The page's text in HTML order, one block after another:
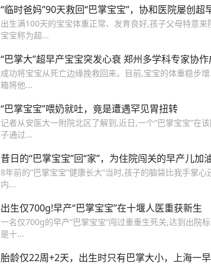
“临时爸妈”90天救回“巴掌宝宝”，协和医院屡创
出生满100天的宝宝体重正常、发育良好,孩子父母特意
宝宝称为超...
“巴掌大”超早产宝宝突发心衰 郑州多学科专家协
成功将宝宝从死亡边缘挽救回来。目前,宝宝的体重稳步
箱将他...
“巴掌宝宝”喂奶就吐，竟是遭遇罕见胃扭转
记者从安医大一附院北区了解到,近日,一个“巴掌宝宝”在
子通过...
昔日的“巴掌宝宝”回“家”，为住院闯关的早产儿加
8年前的“巴掌宝宝”健康长大“当时,孩子的脑袋比我手掌心
内...
出生仅700g!早产“巴掌宝宝”在十堰人医重获新生
一名仅700g的早产“巴掌宝宝”闯过重重生死关,达到出院
是十...
胎龄仅22周+2天，出生时只有巴掌大小，上海一早